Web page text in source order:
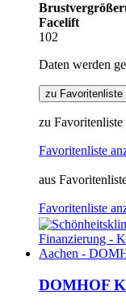
Facelift
102
Daten werden
zu Favoritenliste
zu
Favoritenliste
aus
Favoritenliste
DOMHOF